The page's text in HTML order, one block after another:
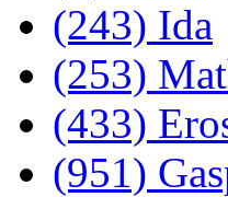
(243) Ida
(253)
(433)
(951)